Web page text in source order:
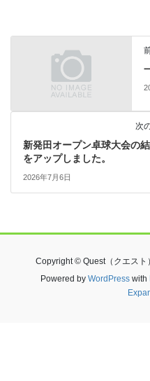
次
新発田オープン卓球大会の
をアップしました。
2026年7月6日
Copyright © Quest（クエスト
Powered by WordPresswith